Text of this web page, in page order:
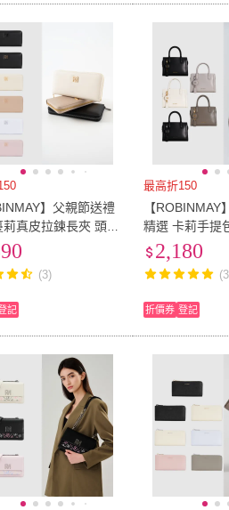
】父親節送禮
真皮拉鍊長夾 頭層
封口/多色任選/女夾)
(3)
記
最高折150
【ROBINMAY
精選 卡莉手提
多色任選)
2,180
折價券 登記